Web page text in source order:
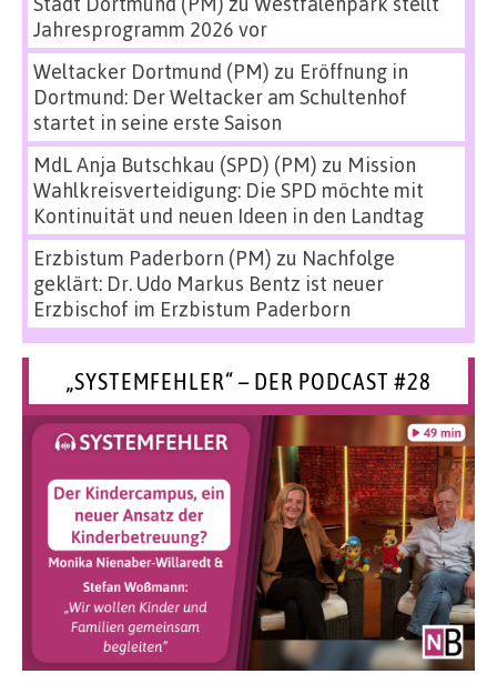
Jahresprogramm 2026 vor
Weltacker Dortmund (PM) zu Eröffnung in
Dortmund: Der Weltacker am Schultenhof
startet in seine erste Saison
MdL Anja Butschkau (SPD) (PM) zu Mission
Wahlkreisverteidigung: Die SPD möchte mit
Kontinuität und neuen Ideen in den Landtag
Erzbistum Paderborn (PM) zu Nachfolge
geklärt: Dr. Udo Markus Bentz ist neuer
Erzbischof im Erzbistum Paderborn
„SYSTEMFEHLER“ – DER PODCAST #28